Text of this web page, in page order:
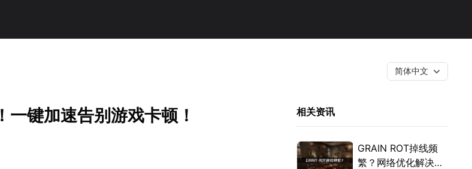
简体中文
一键加速告别游戏卡顿！ 相关资讯
GRAIN ROT掉线频
繁？网络优化解决指